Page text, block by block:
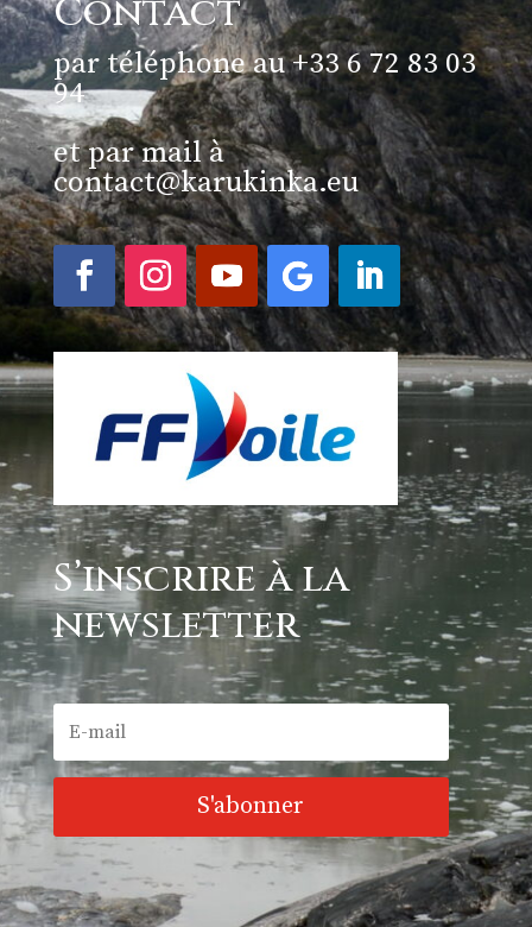
Contact
par téléphone au +33 6 72 83 03
94
et par mail à
contact@karukinka.eu
S’inscrire à la
newsletter
S'abonner